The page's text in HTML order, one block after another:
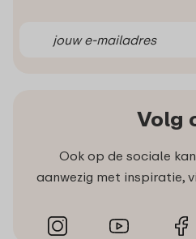
Volg
Ook op de sociale
aanwezig met inspiratie,